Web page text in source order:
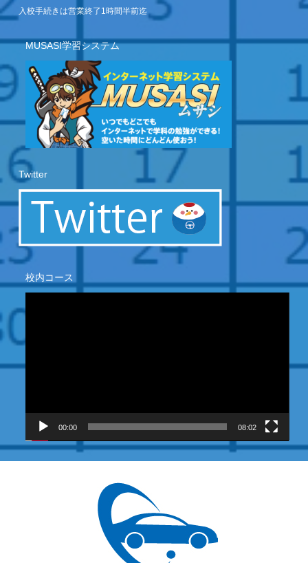
入校手続きは営業終了1時間半前迄
MUSASI学習システム
Twitter
校内コース
動
プ
レ
00:00 08:02